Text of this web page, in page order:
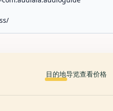
目的地导览查看价格